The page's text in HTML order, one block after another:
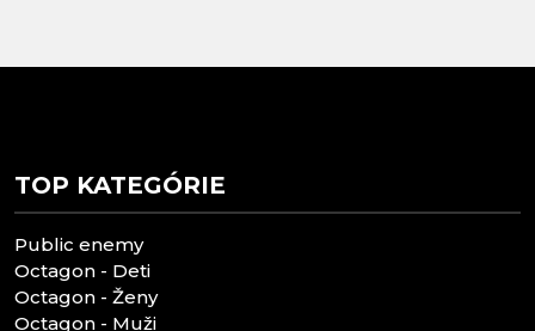
TOP KATEGÓRIE
Public enemy
Octagon - Deti
Octagon - Ženy
Octagon - Muži